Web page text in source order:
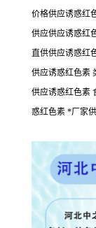
价格供应诱惑红
供应供应诱惑红
直供供应诱惑红
供应诱惑红色素
供应诱惑红色素
惑红色素 *厂家